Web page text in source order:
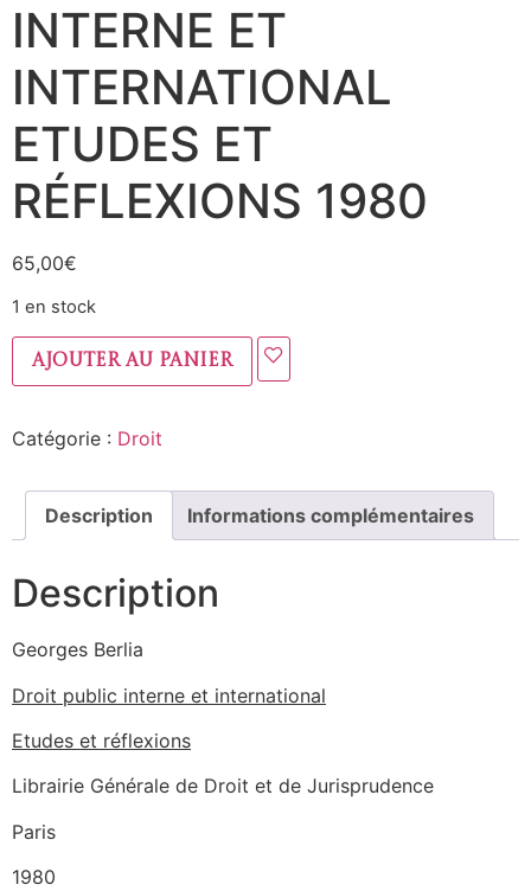
INTERNE ET
INTERNATIONAL
ETUDES ET
RÉFLEXIONS 1980
65,00€
1 en stock
Ajouter au panier
Catégorie : Droit
Description Informations complémentaires
Description
Georges Berlia
Droit public interne et international
Etudes et réflexions
Librairie Générale de Droit et de Jurisprudence
Paris
1980